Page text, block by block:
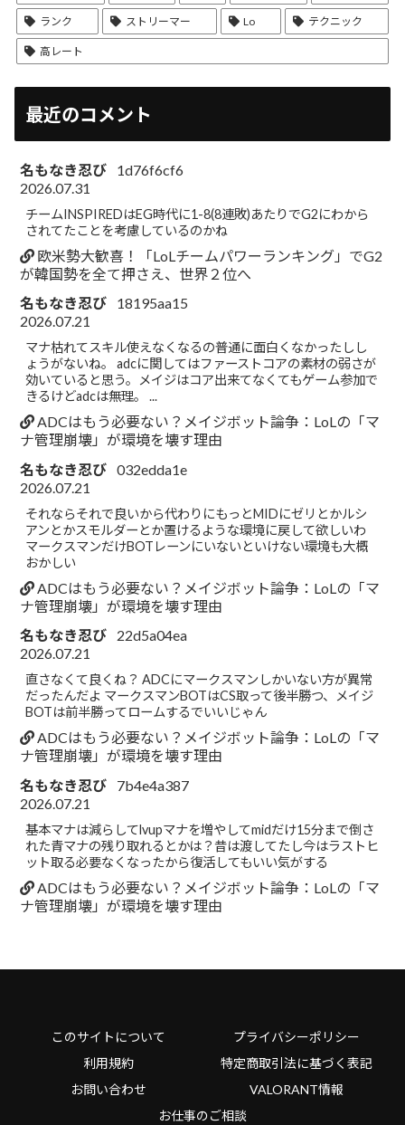
ランク ストリーマー Lo テクニック
高レート
最近のコメント
名もなき忍び
1d76f6cf6
2026.07.31
チームINSPIREDはEG時代に1-8(8連敗)あたりでG2にわから
されてたことを考慮しているのかね
欧米勢大歓喜！「LoLチームパワーランキング」でG2
が韓国勢を全て押さえ、世界２位へ
名もなき忍び
18195aa15
2026.07.21
マナ枯れてスキル使えなくなるの普通に面白くなかったしし
ょうがないね。 adcに関してはファーストコアの素材の弱さが
効いていると思う。メイジはコア出来てなくてもゲーム参加で
きるけどadcは無理。 ...
ADCはもう必要ない？メイジボット論争：LoLの「マ
ナ管理崩壊」が環境を壊す理由
名もなき忍び 032edda1e
2026.07.21
それならそれで良いから代わりにもっとMIDにゼリとかルシ
アンとかスモルダーとか置けるような環境に戻して欲しいわ
マークスマンだけBOTレーンにいないといけない環境も大概
おかしい
ADCはもう必要ない？メイジボット論争：LoLの「マ
ナ管理崩壊」が環境を壊す理由
名もなき忍び
22d5a04ea
2026.07.21
直さなくて良くね？ ADCにマークスマンしかいない方が異常
だったんだよ マークスマンBOTはCS取って後半勝つ、メイジ
BOTは前半勝ってロームするでいいじゃん
ADCはもう必要ない？メイジボット論争：LoLの「マ
ナ管理崩壊」が環境を壊す理由
名もなき忍び
7b4e4a387
2026.07.21
基本マナは減らしてlvupマナを増やしてmidだけ15分まで倒さ
れた青マナの残り取れるとかは？昔は渡してたし今はラストヒ
ット取る必要なくなったから復活してもいい気がする
ADCはもう必要ない？メイジボット論争：LoLの「マ
ナ管理崩壊」が環境を壊す理由
このサイトについて
プライバシーポリシー
利用規約
特定商取引法に基づく表記
お問い合わせ
VALORANT情報
お仕事のご相談